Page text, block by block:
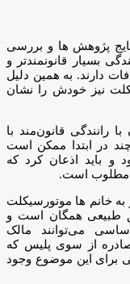
پژوهش ها و بررسی
بسیار قانونمندتر و
دارند. به همین دلیل
نیز خودش را نشان
رانندگی قانون‌مند با
در ابتدا ممکن است
و باید اذعان کرد که
مطلوب است.
خانم ها موتورسیکلت
طبیعی همگان است و
اصل ۴۶ قانون اساسی می‌توانند مالک
از سوی پلیس که
برای این موضوع وجود